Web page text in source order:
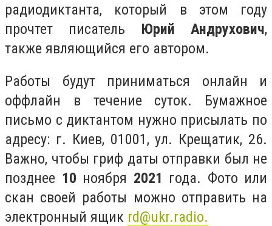
радиодиктанта, который в этом году
прочтет писатель Юрий Андрухович,
также являющийся его автором.
Работы будут приниматься онлайн и
оффлайн в течение суток. Бумажное
письмо с диктантом нужно присылать по
адресу: г. Киев, 01001, ул. Крещатик, 26.
Важно, чтобы гриф даты отправки был не
позднее 10 ноября 2021 года. Фото или
скан своей работы можно отправить на
электронный ящик rd@ukr.radio.